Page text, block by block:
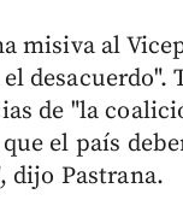
misiva al
desacuerdo".
de "la
el país
dijo Pastrana.